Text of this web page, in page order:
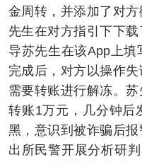
金周转，并添加了对
先生在对方指引下下
导苏先生在该App上
完成后，对方以操作失
需要转账进行解冻。
转账1万元，几分钟后
黑，意识到被诈骗后
出所民警开展分析研